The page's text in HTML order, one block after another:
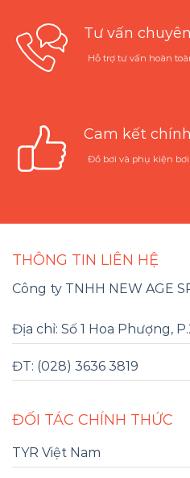
Tư vấn
Hỗ trợ tư vấn hoàn
Cam kết
Đồ bơi và phụ kiện
THÔNG TIN LIÊN HỆ
Công ty TNHH NEW AGE
Địa chỉ: Số 1 Hoa Phượng,
ĐT: (028) 3636 3819
ĐỐI TÁC CHÍNH THỨC
TYR Việt Nam